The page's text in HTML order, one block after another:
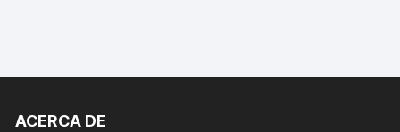
ACERCA DE